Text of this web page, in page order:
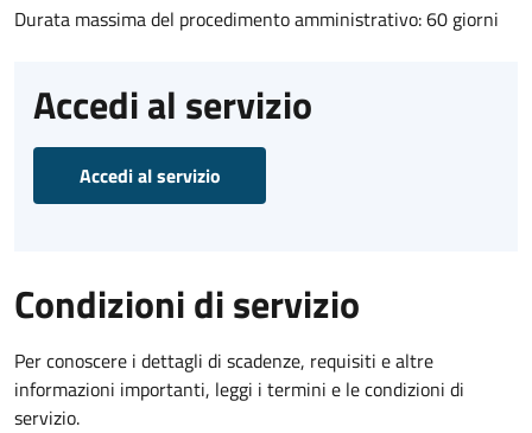
Durata massima del procedimento amministrativo: 60 giorni
Accedi al servizio
Accedi al servizio
Condizioni di servizio
Per conoscere i dettagli di scadenze, requisiti e altre
informazioni importanti, leggi i termini e le condizioni di
servizio.